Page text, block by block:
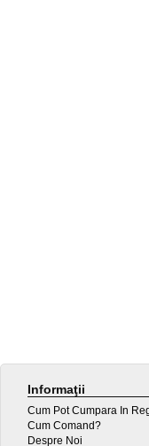
Informaţii
Cum Pot Cumpara In
Cum Comand?
Despre Noi